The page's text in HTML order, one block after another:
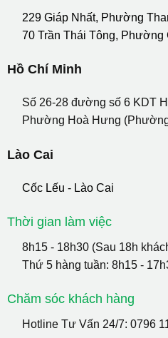
229 Giáp Nhất, Phường
70 Trần Thái Tông, Phường
Hồ Chí Minh
Số 26-28 đường số 6 KDT
Phường Hoà Hưng
Lào Cai
Cốc Lếu - Lào Cai
Thời gian làm việc
8h15 - 18h30 (Sau 18h
Thứ 5 hàng tuần: 8h15 -
Chăm sóc khách hàng
Hotline Tư Vấn 24/7: 0796